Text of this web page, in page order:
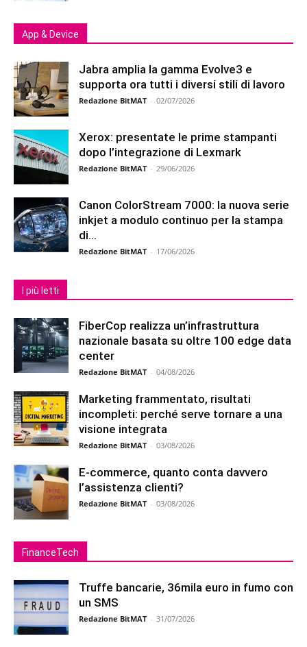
App & Device
Jabra amplia la gamma Evolve3 e
supporta ora tutti i diversi stili di lavoro
Redazione BitMAT - 02/07/2026
Xerox: presentate le prime stampanti
dopo l’integrazione di Lexmark
Redazione BitMAT - 29/06/2026
Canon ColorStream 7000: la nuova serie
inkjet a modulo continuo per la stampa
di...
Redazione BitMAT - 17/06/2026
I più letti
FiberCop realizza un’infrastruttura
nazionale basata su oltre 100 edge data
center
Redazione BitMAT - 04/08/2026
Marketing frammentato, risultati
incompleti: perché serve tornare a una
visione integrata
Redazione BitMAT - 03/08/2026
E-commerce, quanto conta davvero
l’assistenza clienti?
Redazione BitMAT - 03/08/2026
FinanceTech
Truffe bancarie, 36mila euro in fumo con
un SMS
Redazione BitMAT - 31/07/2026